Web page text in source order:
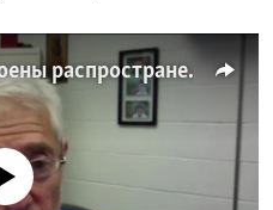
Специалисты обеспокоены распространением коронавируса в домах престарелых
currently available